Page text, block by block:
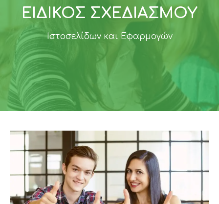
ΕΙΔΙΚΌΣ ΣΧΕΔΙΑΣΜΟΎ
Ιστοσελίδων και Εφαρμογών